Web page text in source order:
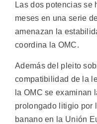
Las dos potencias se
meses en una serie
amenazan la
coordina la OMC.
Además del pleito
compatibilidad de la
la OMC se examinan
prolongado litigio por
banano en la Unión